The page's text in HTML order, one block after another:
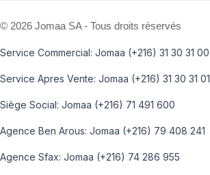
© 2026 Jomaa SA - Tous droits réservés
Service Commercial: Jomaa (+216) 31 30 31 00
Service Apres Vente: Jomaa (+216) 31 30 31 01
Siège Social: Jomaa (+216) 71 491 600
Agence Ben Arous: Jomaa (+216) 79 408 241
Agence Sfax: Jomaa (+216) 74 286 955